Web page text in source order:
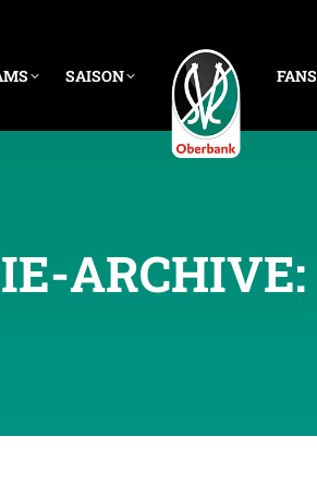
SAISON FANS
ARCHIVE: